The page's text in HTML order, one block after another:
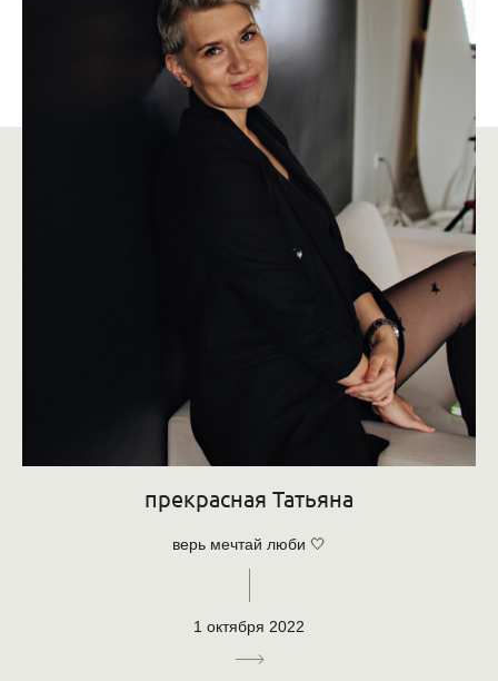
прекрасная Татьяна
верь мечтай люби 🤍
1 октября 2022